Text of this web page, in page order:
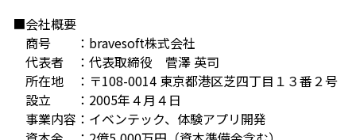
■会社概要
商号 ：bravesoft株式会社
代表者 ：代表取締役 菅澤 英司
所在地 ：〒108-0014 東京都港区芝四丁目１３番２号
設立 ：2005年４月４日
事業内容：イベンテック、体験アプリ開発